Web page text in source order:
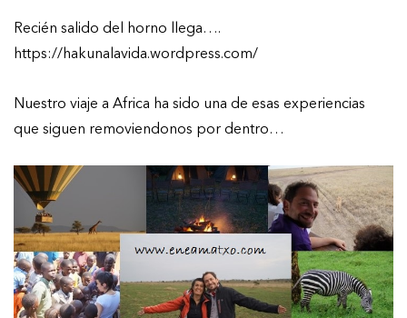
Recién salido del horno llega….
https://hakunalavida.wordpress.com/
Nuestro viaje a Africa ha sido una de esas experiencias
que siguen removiendonos por dentro…